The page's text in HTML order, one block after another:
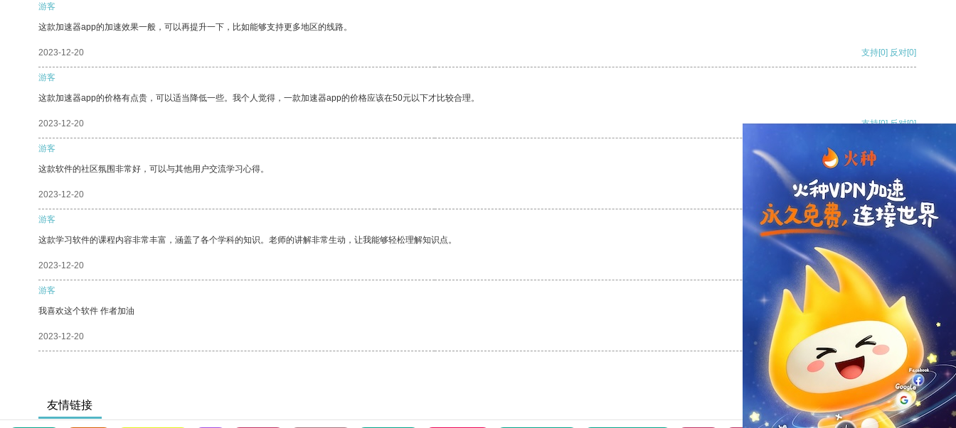
游客
这款加速器app的加速效果一般，可以再提升一下，比如能够支持更多地区的线路。
2023-12-20 支持[0] 反对[0]
游客
这款加速器app的价格有点贵，可以适当降低一些。我个人觉得，一款加速器app的价格应该在50元以下才比较合理。
2023-12-20 支持[0] 反对[0]
游客
这款软件的社区氛围非常好，可以与其他用户交流学习心得。
2023-12-20 支持[0] 反对
游客
这款学习软件的课程内容非常丰富，涵盖了各个学科的知识。老师的讲解非常生动，让我能够轻松理解知识点。
2023-12-20 支持
游客
我喜欢这个软件 作者加油
2023-12-20 支持 反对 [0]
友情链接